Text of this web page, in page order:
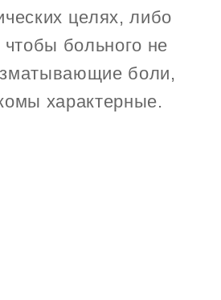
целях, либо
чтобы больного не
боли,
характерные.